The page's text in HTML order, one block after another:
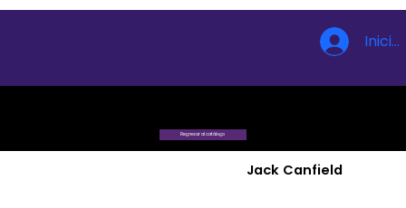
Regresar al catálogo
Jack Canfield